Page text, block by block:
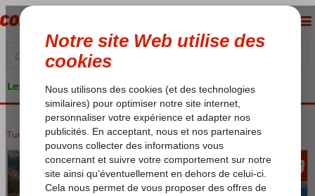
Les garanties de vacances
Turquie Riviera Turque Kemer Tekirova
àpd 939